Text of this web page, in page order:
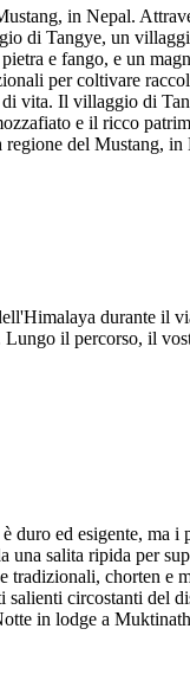
in Nepal.
di Tangye, un
e fango, e un
per coltivare
vita. Il villaggio di
e il ricco
del Mustang,
durante il
il percorso, il
ed esigente, ma i
una salita ripida per
chorten e
circostanti del
in lodge a